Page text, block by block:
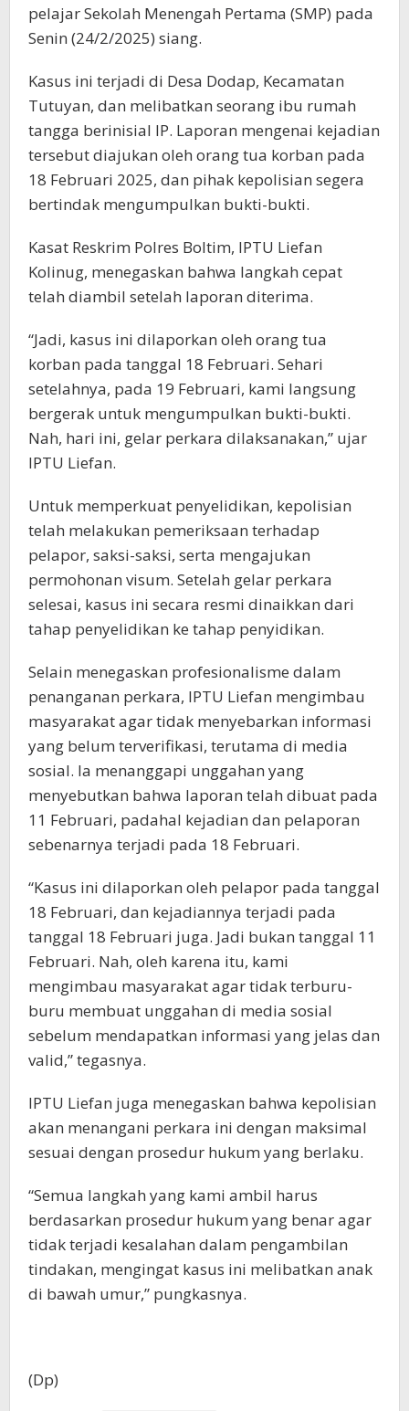
pelajar Sekolah Menengah Pertama (SMP) pada
Senin (24/2/2025) siang.
Kasus ini terjadi di Desa Dodap, Kecamatan
Tutuyan, dan melibatkan seorang ibu rumah
tangga berinisial IP. Laporan mengenai kejadian
tersebut diajukan oleh orang tua korban pada
18 Februari 2025, dan pihak kepolisian segera
bertindak mengumpulkan bukti-bukti.
Kasat Reskrim Polres Boltim, IPTU Liefan
Kolinug, menegaskan bahwa langkah cepat
telah diambil setelah laporan diterima.
“Jadi, kasus ini dilaporkan oleh orang tua
korban pada tanggal 18 Februari. Sehari
setelahnya, pada 19 Februari, kami langsung
bergerak untuk mengumpulkan bukti-bukti.
Nah, hari ini, gelar perkara dilaksanakan,” ujar
IPTU Liefan.
Untuk memperkuat penyelidikan, kepolisian
telah melakukan pemeriksaan terhadap
pelapor, saksi-saksi, serta mengajukan
permohonan visum. Setelah gelar perkara
selesai, kasus ini secara resmi dinaikkan dari
tahap penyelidikan ke tahap penyidikan.
Selain menegaskan profesionalisme dalam
penanganan perkara, IPTU Liefan mengimbau
masyarakat agar tidak menyebarkan informasi
yang belum terverifikasi, terutama di media
sosial. Ia menanggapi unggahan yang
menyebutkan bahwa laporan telah dibuat pada
11 Februari, padahal kejadian dan pelaporan
sebenarnya terjadi pada 18 Februari.
“Kasus ini dilaporkan oleh pelapor pada tanggal
18 Februari, dan kejadiannya terjadi pada
tanggal 18 Februari juga. Jadi bukan tanggal 11
Februari. Nah, oleh karena itu, kami
mengimbau masyarakat agar tidak terburu-
buru membuat unggahan di media sosial
sebelum mendapatkan informasi yang jelas dan
valid,” tegasnya.
IPTU Liefan juga menegaskan bahwa kepolisian
akan menangani perkara ini dengan maksimal
sesuai dengan prosedur hukum yang berlaku.
“Semua langkah yang kami ambil harus
berdasarkan prosedur hukum yang benar agar
tidak terjadi kesalahan dalam pengambilan
tindakan, mengingat kasus ini melibatkan anak
di bawah umur,” pungkasnya.
(Dp)